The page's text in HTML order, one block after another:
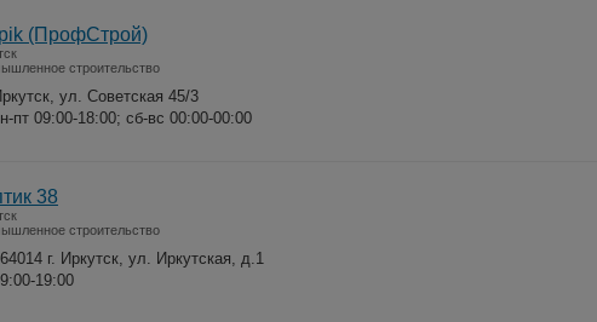
(ПрофСтрой)
строительство
ул. Советская 45/3
пт 09:00-18:00; сб-вс 00:00-00:00
38
строительство
г. Иркутск, ул. Иркутская, д.1
19:00